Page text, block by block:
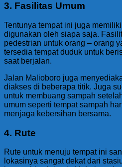
3. Fasilitas Umum
Tentunya tempat ini juga
digunakan oleh siapa saja.
pedestrian untuk orang – orang
tersedia tempat duduk untuk
saat berjalan.
Jalan Malioboro juga
diakses di beberapa titik. Juga
untuk membuang sampah
umum seperti tempat sampah
menjaga kebersihan bersama.
4. Rute
Rute untuk menuju tempat ini
lokasinya sangat dekat dari